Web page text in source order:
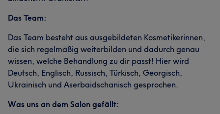
Das Team:
Das Team besteht aus ausgebildeten Kosmetikerinnen,
die sich regelmäßig weiterbilden und dadurch genau
wissen, welche Behandlung zu dir passt! Hier wird
Deutsch, Englisch, Russisch, Türkisch, Georgisch,
Ukrainisch und Aserbaidschanisch gesprochen.
Was uns an dem Salon gefällt: